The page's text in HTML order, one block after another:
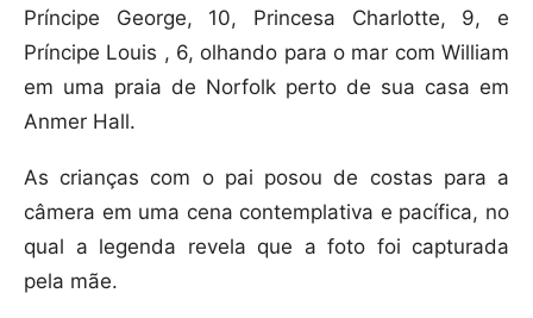
Príncipe George, 10, Princesa Charlotte, 9, e
Príncipe Louis , 6, olhando para o mar com William
em uma praia de Norfolk perto de sua casa em
Anmer Hall.
As crianças com o pai posou de costas para a
câmera em uma cena contemplativa e pacífica, no
qual a legenda revela que a foto foi capturada
pela mãe.